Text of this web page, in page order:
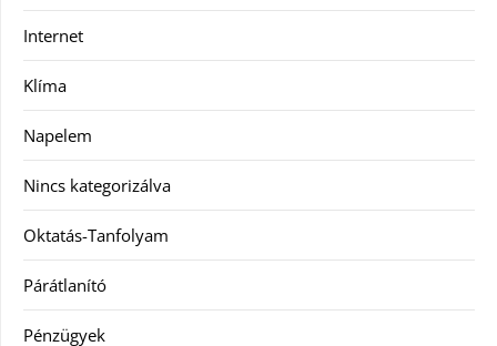
Internet
Klíma
Napelem
Nincs kategorizálva
Oktatás-Tanfolyam
Párátlanító
Pénzügyek